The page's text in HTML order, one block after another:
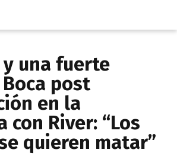
y una fuerte
post
en la
con River: “Los
quieren matar”